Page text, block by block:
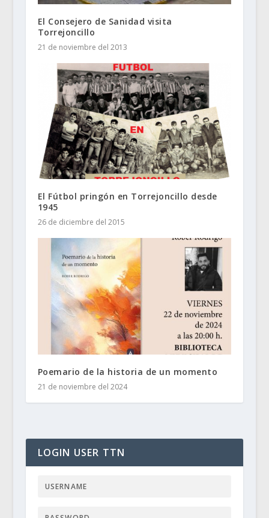
El Consejero de Sanidad visita
Torrejoncillo
21 de noviembre del 2013
El Fútbol pringón en Torrejoncillo desde
1945
26 de diciembre del 2015
Poemario de la historia de un momento
21 de noviembre del 2024
LOGIN USER TTN